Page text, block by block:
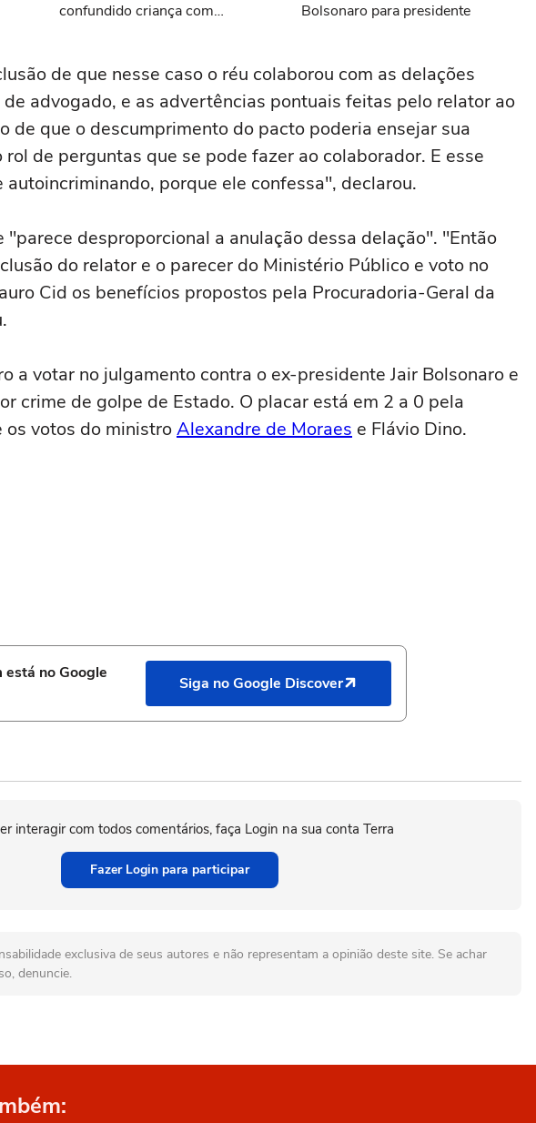
confundido criança com
Bolsonaro para presidente
de que nesse caso o réu colaborou com as delações
advogado, e as advertências pontuais feitas pelo relator ao
de que o descumprimento do pacto poderia ensejar sua
de perguntas que se pode fazer ao colaborador. E esse
autoincriminando, porque ele confessa", declarou.
"parece desproporcional a anulação dessa delação". "Então
do relator e o parecer do Ministério Público e voto no
Cid os benefícios propostos pela Procuradoria-Geral da
a votar no julgamento contra o ex-presidente Jair Bolsonaro e
crime de golpe de Estado. O placar está em 2 a 0 pela
os votos do ministroAlexandre de Moraes e Flávio Dino.
está no Google
Siga no Google Discover
interagir com todos comentários, faça Login na sua conta Terra
Fazer Login para participar
exclusiva de seus autores e não representam a opinião deste site. Se achar
denuncie.